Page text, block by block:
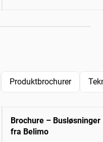
Produktbrochurer
Brochure – Busløsninger
fra Belimo